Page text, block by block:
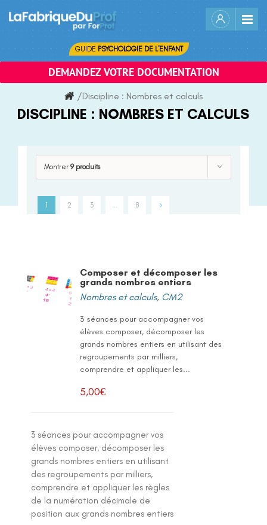
content
GUIDE PSYCHOLOGIE DE L'ENFANT
DEMANDEZ VOTRE DOCUMENTATION
/Discipline : Nombres et calculs
DISCIPLINE : NOMBRES ET CALCULS
Montrer 9 produits
1 2 3 8
Composer et décomposer les
grands nombres entiers
Nombres et calculs, CM2
3 séances pour accompagner vos
élèves composer, décomposer les
grands nombres entiers en utilisant des
regroupements par milliers,
comprendre et appliquer les...
5,00€
3 séances pour accompagner vos
élèves composer, décomposer les
grands nombres entiers en utilisant
des regroupements par milliers,
comprendre et appliquer les règles
de la numération décimale de
position aux grands nombres entiers